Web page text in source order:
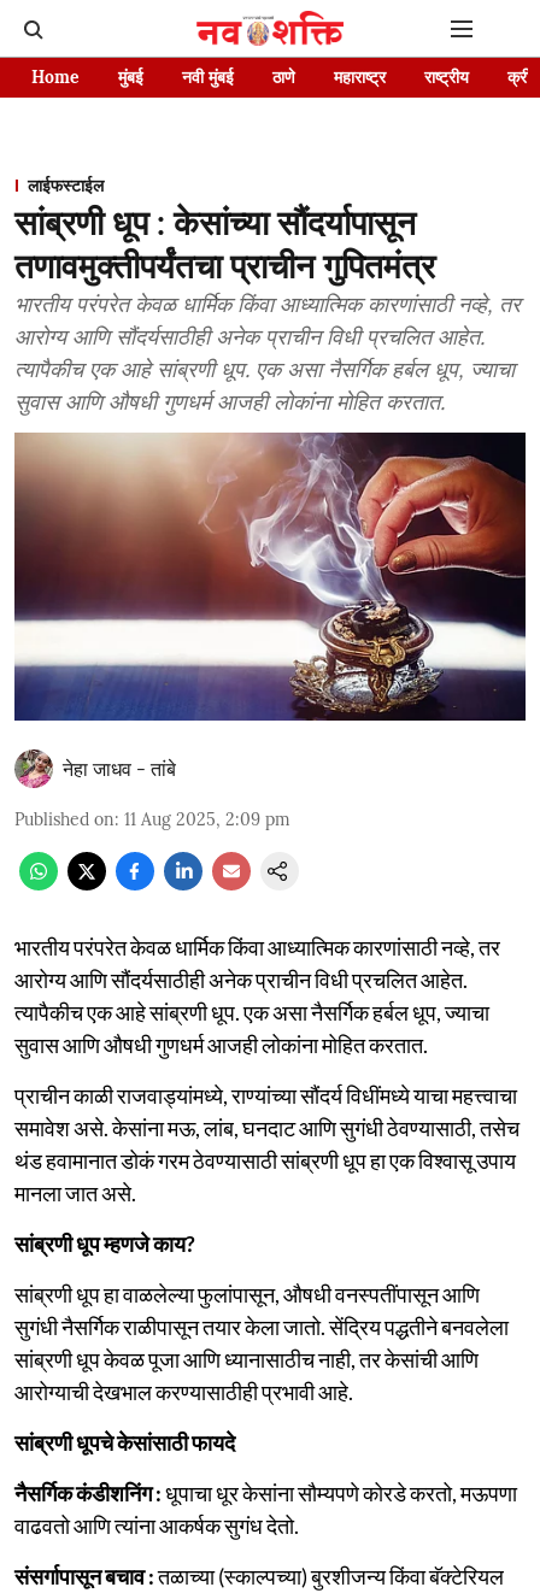
Home मुंबई नवी मुंबई ठाणे महाराष्ट्र राष्ट्रीय
लाईफस्टाईल
सांब्रणी धूप : केसांच्या सौंदर्यापासून
तणावमुक्तीपर्यंतचा प्राचीन गुपितमंत्र
भारतीय परंपरेत केवळ धार्मिक किंवा आध्यात्मिक कारणांसाठी नव्हे, तर
आरोग्य आणि सौंदर्यसाठीही अनेक प्राचीन विधी प्रचलित आहेत.
त्यापैकीच एक आहे सांब्रणी धूप. एक असा नैसर्गिक हर्बल धूप, ज्याचा
सुवास आणि औषधी गुणधर्म आजही लोकांना मोहित करतात.
नेहा जाधव - तांबे
Published on: 11 Aug 2025, 2:09 pm
भारतीय परंपरेत केवळ धार्मिक किंवा आध्यात्मिक कारणांसाठी नव्हे, तर
आरोग्य आणि सौंदर्यसाठीही अनेक प्राचीन विधी प्रचलित आहेत.
त्यापैकीच एक आहे सांब्रणी धूप. एक असा नैसर्गिक हर्बल धूप, ज्याचा
सुवास आणि औषधी गुणधर्म आजही लोकांना मोहित करतात.
प्राचीन काळी राजवाड्यांमध्ये, राण्यांच्या सौंदर्य विधींमध्ये याचा महत्त्वाचा
समावेश असे. केसांना मऊ, लांब, घनदाट आणि सुगंधी ठेवण्यासाठी, तसेच
थंड हवामानात डोकं गरम ठेवण्यासाठी सांब्रणी धूप हा एक विश्वासू उपाय
मानला जात असे.
सांब्रणी धूप म्हणजे काय?
सांब्रणी धूप हा वाळलेल्या फुलांपासून, औषधी वनस्पतींपासून आणि
सुगंधी नैसर्गिक राळीपासून तयार केला जातो. सेंद्रिय पद्धतीने बनवलेला
सांब्रणी धूप केवळ पूजा आणि ध्यानासाठीच नाही, तर केसांची आणि
आरोग्याची देखभाल करण्यासाठीही प्रभावी आहे.
सांब्रणी धूपचे केसांसाठी फायदे
नैसर्गिक कंडीशनिंग :धूपाचा धूर केसांना सौम्यपणे कोरडे करतो, मऊपणा
वाढवतो आणि त्यांना आकर्षक सुगंध देतो.
संसर्गापासून बचाव :तळाच्या (स्काल्पच्या) बुरशीजन्य किंवा बॅक्टेरियल